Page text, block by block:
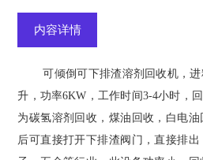
内容详情
可倾倒可下排渣溶剂回收机 ，
升，功率6KW，工作时间3-4小时，
为碳氢溶剂回收，煤油回收，白电
后可直接打开下排渣阀门，直接排